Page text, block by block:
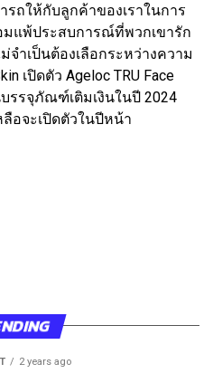
รถให้กับลูกค้าของเราในการ
แพ้ประสบการณ์ที่พวกเขารัก
จำเป็นต้องเลือกระหว่างความ
เปิดตัว Ageloc TRU Face
บรรจุภัณฑ์เติมเงินในปี 2024
อจะเปิดตัวในปีหน้า
2 years ago